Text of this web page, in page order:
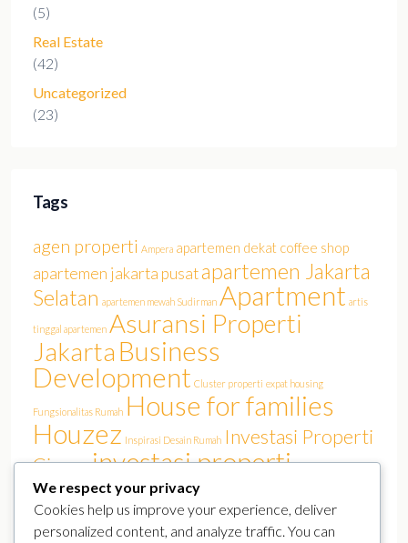
(5)
Real Estate
(42)
Uncategorized
(23)
Tags
agen properti Ampera apartemen dekat coffee shop
apartemen jakarta pusatapartemen Jakarta
Selatan apartemen mewah Sudirman Apartment artis
tinggal apartemen Asuransi Properti
Jakarta Business
Development Cluster properti expat housing
Fungsionalitas Rumah House for families
Houzez Inspirasi Desain Rumah Investasi Properti
Cinereinvestasi properti
Jakarta investasi rumah Jakarta Barat
KPR Jakartalokasi strategisLuxury
We respect your privacy
Cookies help us improve your experience, deliver
personalized content, and analyze traffic. You can